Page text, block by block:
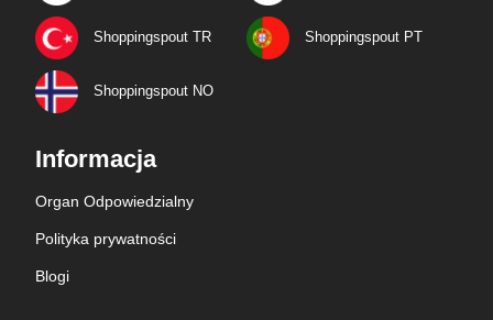
Shoppingspout TR Shoppingspout PT
Shoppingspout NO
Informacja
Organ Odpowiedzialny
Polityka prywatności
Blogi